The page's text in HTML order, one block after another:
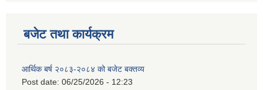
बजेट तथा कार्यक्रम
आर्थिक बर्ष २०८३-२०८४ को बजेट बक्तव्य
Post date: 06/25/2026 - 12:23